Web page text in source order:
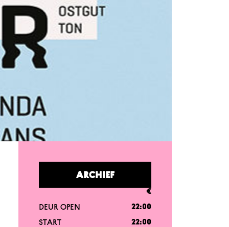
ARCHIEF
€
DEUR OPEN 22:00
START 22:00